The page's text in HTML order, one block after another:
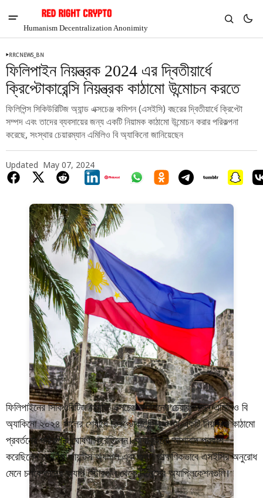
Humanism Decentralization Anonimity
Chia
$1.41
-6.81%
RRCNEWS_BN
ফিলিপাইন নিয়ন্ত্রক 2024 এর দ্বিতীয়ার্ধে
ক্রিপ্টোকারেন্সি নিয়ন্ত্রক কাঠামো উন্মোচন করতে
ফিলিপিন্স সিকিউরিটিজ অ্যান্ড এক্সচেঞ্জ কমিশন (এসইসি) বছরের দ্বিতীয়ার্ধে ক্রিপ্টো
সম্পদ এবং তাদের ব্যবসায়ের জন্য একটি নিয়ামক কাঠামো উন্মোচন করার পরিকল্পনা
করেছে, সংস্থার চেয়ারম্যান এমিলিও বি অ্যাকিনো জানিয়েছেন
Updated May 07, 2024
ফিলিপাইনের সিকিওরিটিজ অ্যান্ড এক্সচেঞ্জ কমিশনের চেয়ারপারসন এমিলিও বি
অ্যাকিনো ২০২৪ সালের শেষার্ধে ক্রিপ্টোকারেন্সির জন্য একটি নিয়ন্ত্রক কাঠামো
প্রবর্তনের পরিকল্পনা ঘোষণা করেছিলেন। অ্যাকুইনো আশাবাদ প্রকাশ
করেছিলেন যে টেক জায়ান্টস অ্যাপল এবং গুগল তাত্ক্ষণিকভাবে এসইসির অনুরোধ
মেনে চলবে তাদের অ্যাপ স্টোরগুলি থেকে বিনেন্সের অ্যাপ্লিকেশনগুলি।